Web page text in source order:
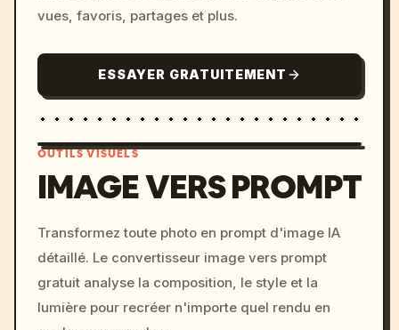
vues, favoris, partages et plus.
ESSAYER GRATUITEMENT
c, cyberpunk sunset, neon
colors, 8k --v 6.0
OUTILS VISUELS
IMAGE VERS PROMPT
Transformez toute photo en prompt d'image IA
détaillé. Le convertisseur image vers prompt
gratuit analyse la composition, le style et la
lumière pour recréer n'importe quel rendu en